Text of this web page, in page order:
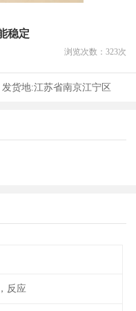
稳定
浏览次数： 323次
发货地:江苏省南京江宁区
反应